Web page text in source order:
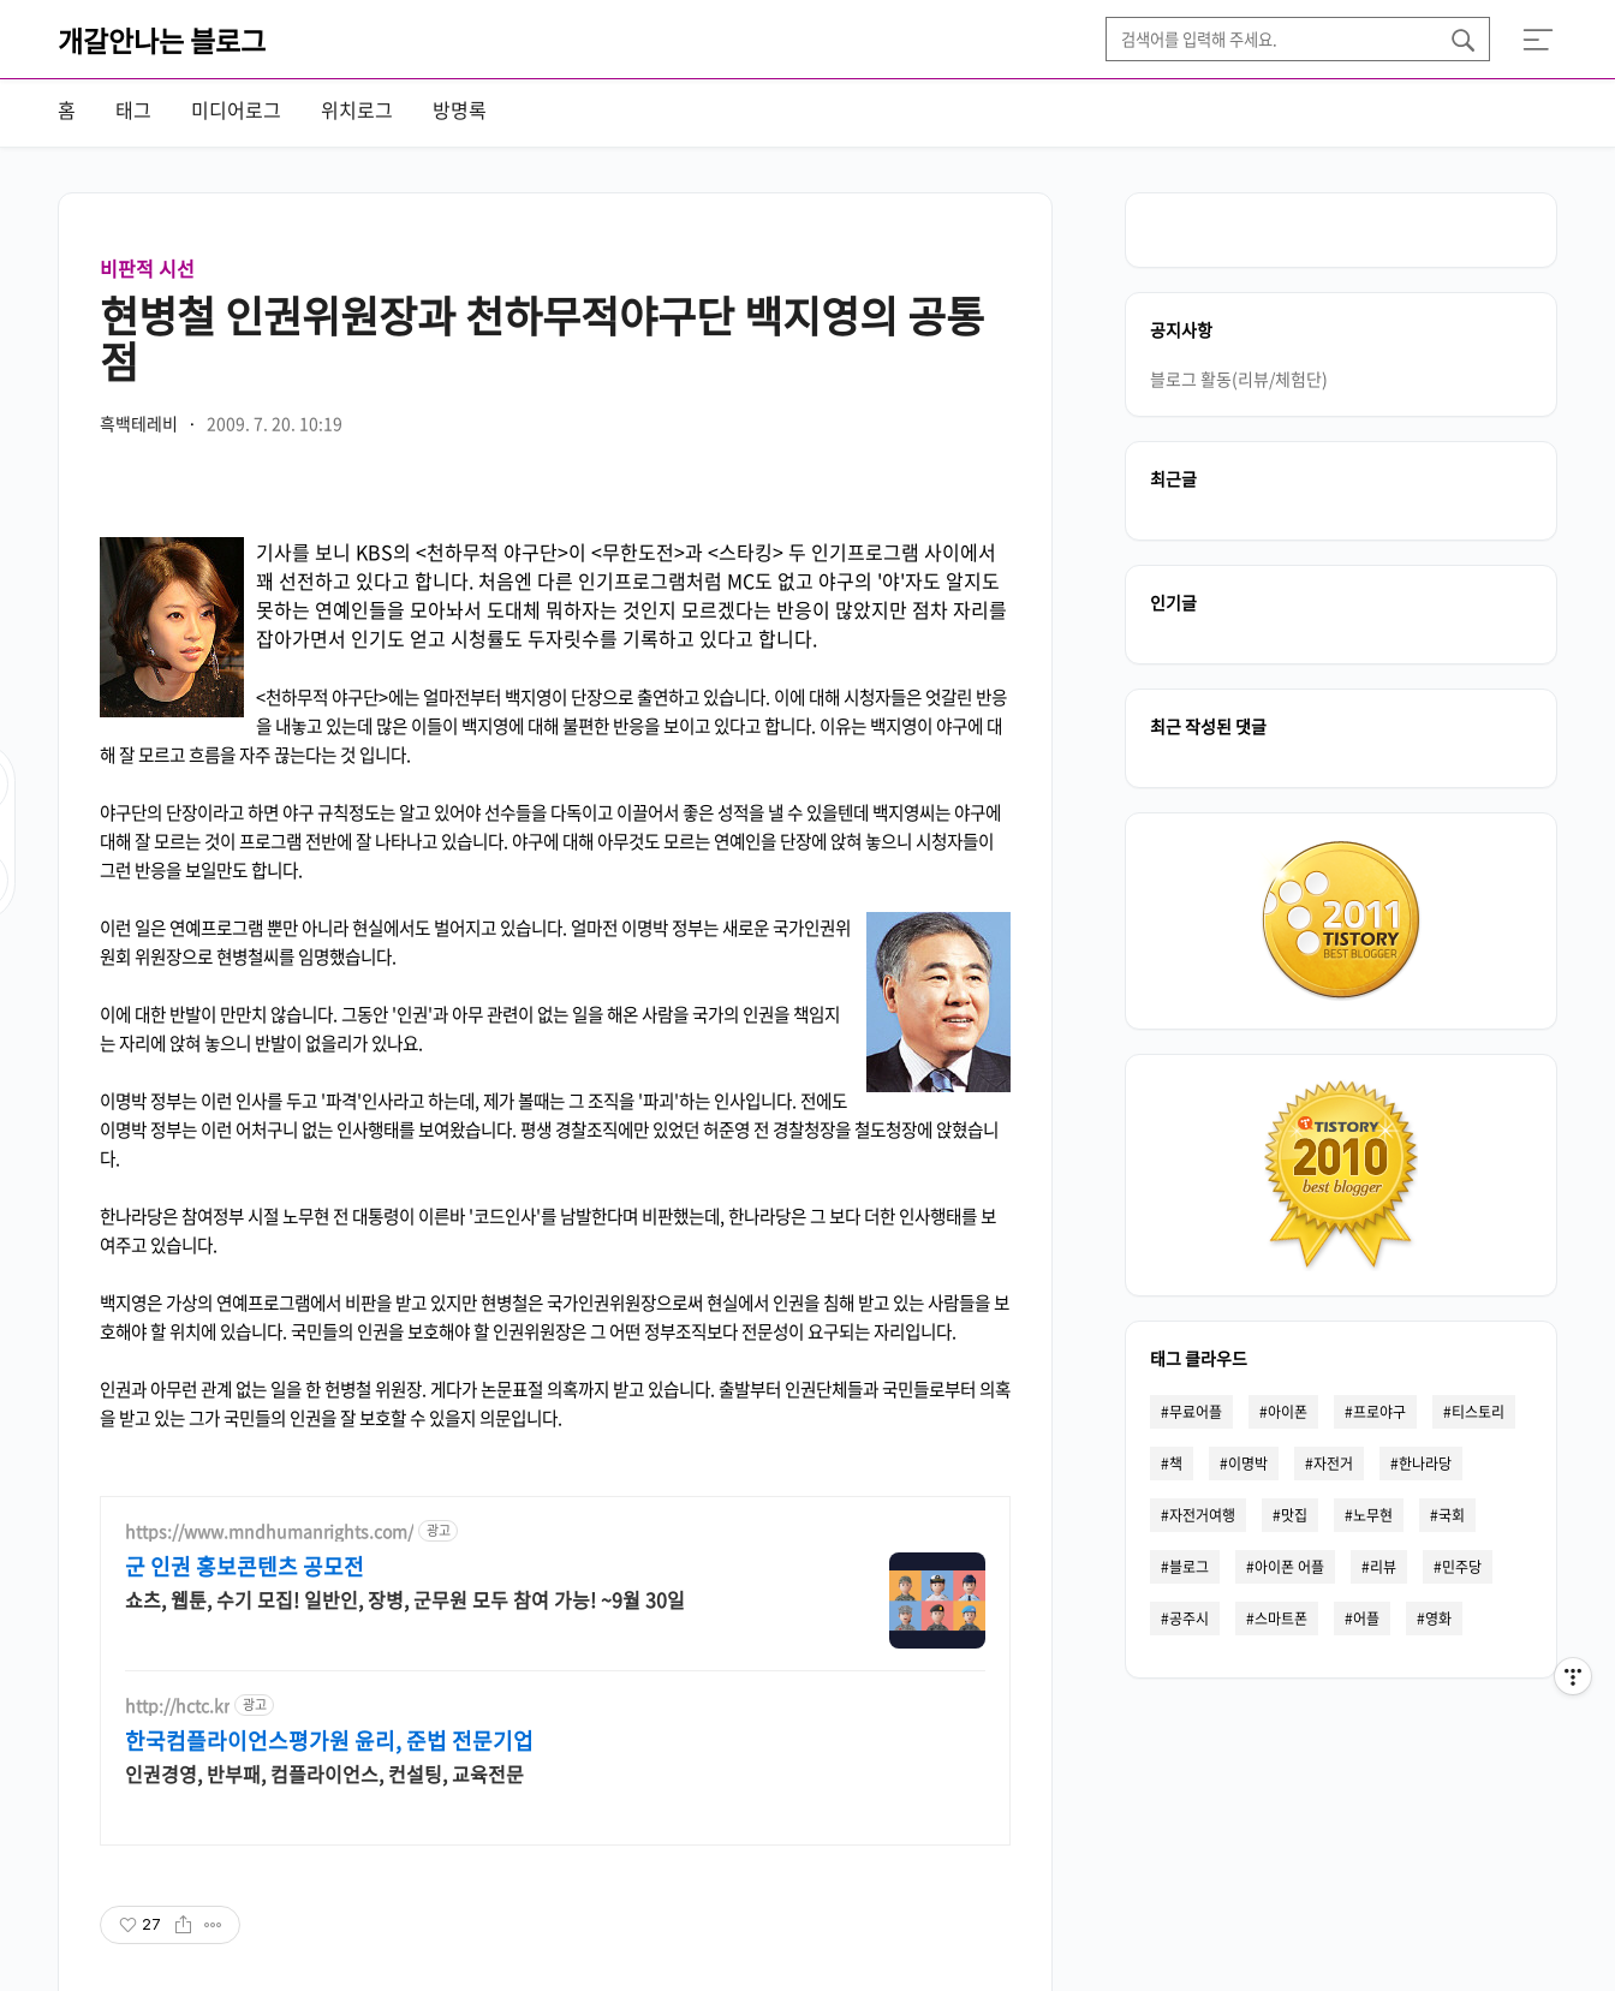
개갈안나는 블로그
홈 태그 미디어로그 위치로그 방명록
비판적 시선
현병철 인권위원장과 천하무적야구단 백지영의 공통
점
흑백테레비 · 2009. 7. 20. 10:19
기사를 보니 KBS의 <천하무적 야구단>이 <무한도전>과 <스타킹> 두 인기프로그램 사이에서
꽤 선전하고 있다고 합니다. 처음엔 다른 인기프로그램처럼 MC도 없고 야구의 '야'자도 알지도
못하는 연예인들을 모아놔서 도대체 뭐하자는 것인지 모르겠다는 반응이 많았지만 점차 자리를
잡아가면서 인기도 얻고 시청률도 두자릿수를 기록하고 있다고 합니다.
<천하무적 야구단>에는 얼마전부터 백지영이 단장으로 출연하고 있습니다. 이에 대해 시청자들은 엇갈린 반응
을 내놓고 있는데 많은 이들이 백지영에 대해 불편한 반응을 보이고 있다고 합니다. 이유는 백지영이 야구에 대
해 잘 모르고 흐름을 자주 끊는다는 것 입니다.
야구단의 단장이라고 하면 야구 규칙정도는 알고 있어야 선수들을 다독이고 이끌어서 좋은 성적을 낼 수 있을텐데 백지영씨는 야구에
대해 잘 모르는 것이 프로그램 전반에 잘 나타나고 있습니다. 야구에 대해 아무것도 모르는 연예인을 단장에 앉혀 놓으니 시청자들이
그런 반응을 보일만도 합니다.
이런 일은 연예프로그램 뿐만 아니라 현실에서도 벌어지고 있습니다. 얼마전 이명박 정부는 새로운 국가인권위
원회 위원장으로 현병철씨를 임명했습니다.
이에 대한 반발이 만만치 않습니다. 그동안 '인권'과 아무 관련이 없는 일을 해온 사람을 국가의 인권을 책임지
는 자리에 앉혀 놓으니 반발이 없을리가 있나요.
이명박 정부는 이런 인사를 두고 '파격'인사라고 하는데, 제가 볼때는 그 조직을 '파괴'하는 인사입니다. 전에도
이명박 정부는 이런 어처구니 없는 인사행태를 보여왔습니다. 평생 경찰조직에만 있었던 허준영 전 경찰청장을 철도청장에 앉혔습니
다.
한나라당은 참여정부 시절 노무현 전 대통령이 이른바 '코드인사'를 남발한다며 비판했는데, 한나라당은 그 보다 더한 인사행태를 보
여주고 있습니다.
백지영은 가상의 연예프로그램에서 비판을 받고 있지만 현병철은 국가인권위원장으로써 현실에서 인권을 침해 받고 있는 사람들을 보
호해야 할 위치에 있습니다. 국민들의 인권을 보호해야 할 인권위원장은 그 어떤 정부조직보다 전문성이 요구되는 자리입니다.
인권과 아무런 관계 없는 일을 한 헌병철 위원장. 게다가 논문표절 의혹까지 받고 있습니다. 출발부터 인권단체들과 국민들로부터 의혹
을 받고 있는 그가 국민들의 인권을 잘 보호할 수 있을지 의문입니다.
https://www.mndhumanrights.com/ 광고
군 인권 홍보콘텐츠 공모전
쇼츠, 웹툰, 수기 모집! 일반인, 장병, 군무원 모두 참여 가능! ~9월 30일
http://hctc.kr 광고
한국컴플라이언스평가원 윤리, 준법 전문기업
인권경영, 반부패, 컴플라이언스, 컨설팅, 교육전문
27
공지사항
블로그 활동(리뷰/체험단)
최근글
인기글
최근 작성된 댓글
태그 클라우드
무료어플 아이폰 프로야구 티스토리
책 이명박 자전거 한나라당
자전거여행 맛집 노무현 국회
블로그 아이폰 어플 리뷰 민주당
공주시 스마트폰 어플 영화